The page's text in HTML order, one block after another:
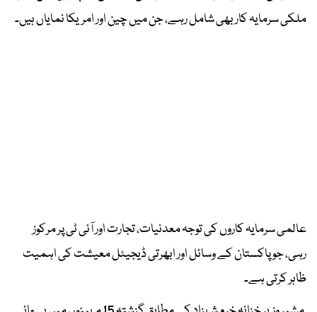
ملکی سرمایہ کار بھی شامل رہے، جن میں چین اور امریکا نمایاں ہیں۔
عالمی سرمایہ کاروں کی توجہ معدنیات، تجارت اور آئی ٹی پر مرکوز
رہی، جو پاکستان کے وسائل اور ابھرتی ڈیجیٹل معیشت کی اہمیت
ظاہر کرتی ہے۔